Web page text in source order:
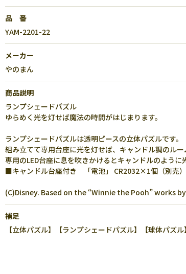
品 番
YAM-2201-22
メーカー
やのまん
商品説明
ランプシェードパズル
ゆらめく光を灯せば魔法の時間がはじまります。
ランプシェードパズルは透明ピースの立体パズルです。
組み立てて専用台座に光を灯せば、キャンドル調のル
専用のLED台座に息を吹きかけるとキャンドルのよう
■キャンドル台座付き 「電池」 CR2032×1個（別売）
(C)Disney. Based on the “Winnie the Pooh” works
補足
【立体パズル】【ランプシェードパズル】【球体パズ